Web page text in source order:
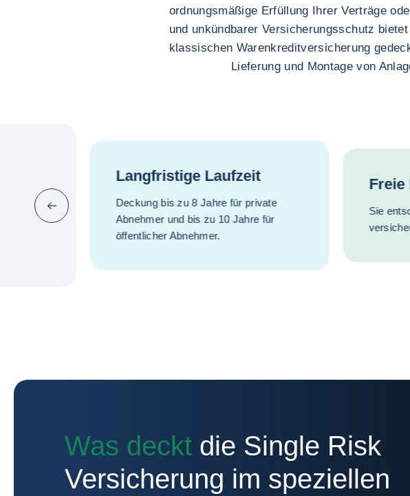
ordnungsmäßige Erfüllung Ihrer Verträge
und unkündbarer Versicherungsschutz
klassischen Warenkreditversicherung
Lieferung und Montage von
Langfristige Laufzeit
Deckung bis zu 8 Jahre für private
Abnehmer und bis zu 10 Jahre für
öffentlicher Abnehmer.
Freie
Sie
Zurück (zurück zum letzten Punkt)
Was deckt die Single Risk
Versicherung im speziellen